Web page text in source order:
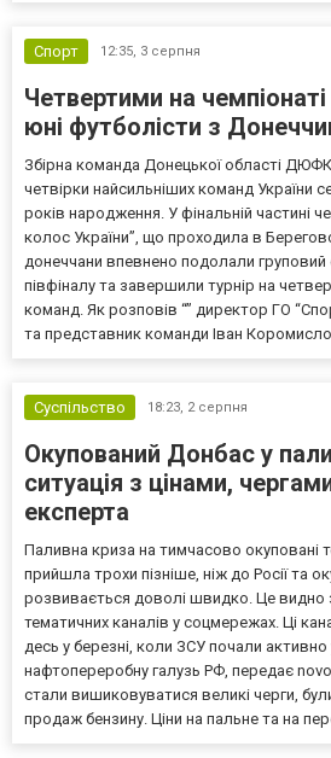
Спорт 12:35, 3 серпня
Четвертими на
юні футболісти з
Збірна команда Донецької області
четвірки найсильніших команд України
років народження. У фінальній частині
колос України”, що проходила в
донеччани впевнено подолали груповий
півфіналу та завершили турнір на
команд. Як розповів “” директор ГО
та представник команди Іван
Суспільство 18:23, 2 серпня
Окупований Донбас у
ситуація з цінами,
експерта
Паливна криза на тимчасово окуповані
прийшла трохи пізніше, ніж до Росії та
розвивається доволі швидко. Це видно
тематичних каналів у соцмережах. Ці
десь у березні, коли ЗСУ почали
нафтопереробну галузь РФ, передає
стали вишиковуватися великі черги,
продаж бензину. Ціни на пальне та на